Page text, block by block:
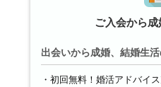
ご入会から
出会いから成婚、結婚生
初回無料！婚活アドバイ